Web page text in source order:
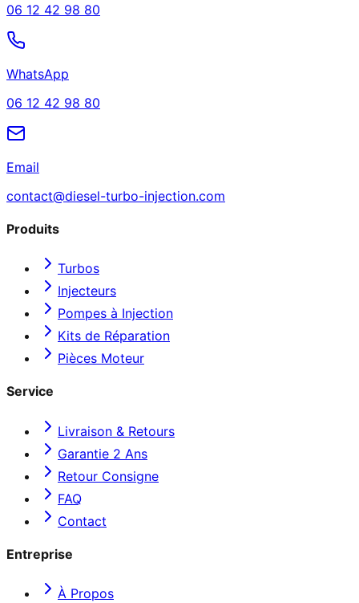
06 12 42 98 80
WhatsApp
06 12 42 98 80
Email
contact@diesel-turbo-injection.com
Produits
Turbos
Injecteurs
Pompes à Injection
Kits de Réparation
Pièces Moteur
Service
Livraison & Retours
Garantie 2 Ans
Retour Consigne
FAQ
Contact
Entreprise
À Propos